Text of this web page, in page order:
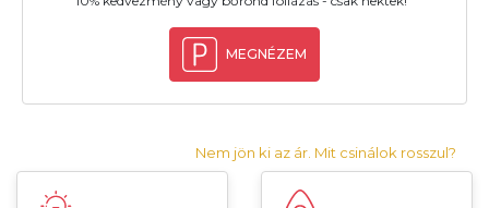
MEGNÉZEM
Nem jön ki az ár. Mit csinálok rosszul?